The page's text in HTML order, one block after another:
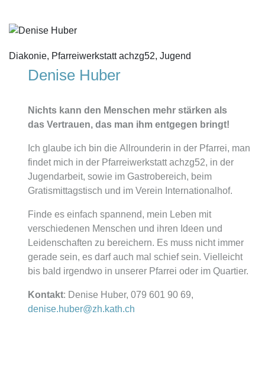
Diakonie, Pfarreiwerkstatt achzg52, Jugend
Denise Huber
Nichts kann den Menschen mehr stärken als
das Vertrauen, das man ihm entgegen bringt!
Ich glaube ich bin die Allrounderin in der Pfarrei, man
findet mich in der Pfarreiwerkstatt achzg52, in der
Jugendarbeit, sowie im Gastrobereich, beim
Gratismittagstisch und im Verein Internationalhof.
Finde es einfach spannend, mein Leben mit
verschiedenen Menschen und ihren Ideen und
Leidenschaften zu bereichern. Es muss nicht immer
gerade sein, es darf auch mal schief sein. Vielleicht
bis bald irgendwo in unserer Pfarrei oder im Quartier.
Kontakt: Denise Huber, 079 601 90 69,
denise.huber@zh.kath.ch